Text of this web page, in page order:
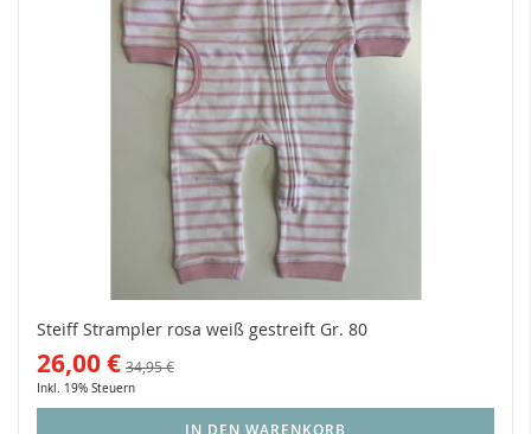
Steiff Strampler rosa weiß gestreift Gr. 80
26,00 € 34,95 €
Inkl. 19% Steuern
IN DEN WARENKORB